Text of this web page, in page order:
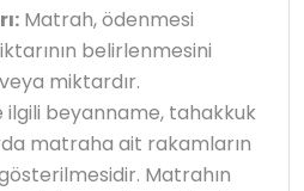
Matrah, ödenmesi
belirlenmesini
miktardır.
beyanname, tahakkuk
matraha ait rakamların
Matrahın